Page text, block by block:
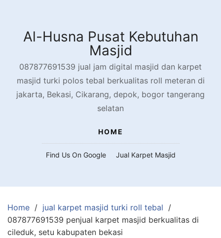
contentAl-Husna Pusat Kebutuhan
Masjid
087877691539 jual jam digital masjid dan karpet
masjid turki polos tebal berkualitas roll meteran di
jakarta, Bekasi, Cikarang, depok, bogor tangerang
selatan
HOME
Find Us On Google Jual Karpet Masjid
Home
jual karpet masjid turki roll tebal
087877691539 penjual karpet masjid berkualitas di
cileduk, setu kabupaten bekasi